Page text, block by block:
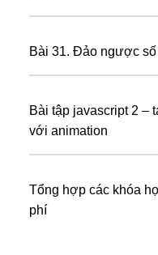
Bài 31. Đảo ngược
Bài tập javascript 2 –
với animation
Tổng hợp các khóa
phí